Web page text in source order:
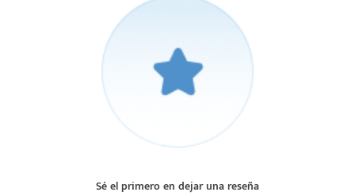
Postal
Ingresar
Sé el primero en dejar una reseña